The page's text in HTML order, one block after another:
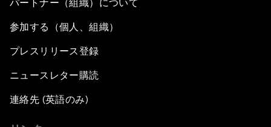
パートナー（組織）について
参加する（個人、組織）
プレスリリース登録
ニュースレター購読
連絡先 (英語のみ)